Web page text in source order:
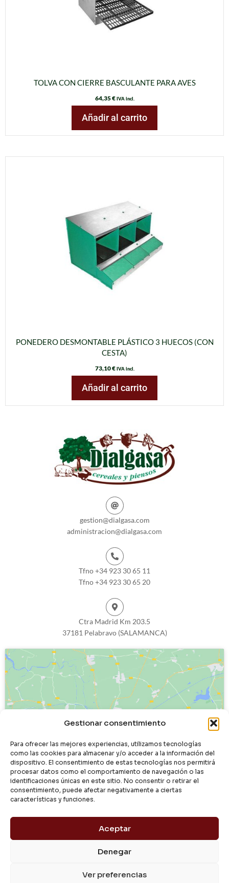
Gestionar consentimiento
Para ofrecer las mejores experiencias, utilizamos tecnologías
como las cookies para almacenar y/o acceder a la información del
dispositivo. El consentimiento de estas tecnologías nos permitirá
procesar datos como el comportamiento de navegación o las
identificaciones únicas en este sitio. No consentir o retirar el
consentimiento, puede afectar negativamente a ciertas
características y funciones.
Aceptar
Denegar
Ver preferencias
TOLVA CON CIERRE BASCULANTE PARA AVES
64,35€ IVA incl.
Añadir al carrito
PONEDERO DESMONTABLE PLÁSTICO 3 HUECOS (CON
CESTA)
73,10€ IVA incl.
Añadir al carrito
gestion@dialgasa.com
administracion@dialgasa.com
Tfno +34 923 30 65 11
Tfno +34 923 30 65 20
Ctra Madrid Km 203.5
37181 Pelabravo (SALAMANCA)
Haz clic para aceptar cookies de
Política de PrivacidadCondiciones de Uso